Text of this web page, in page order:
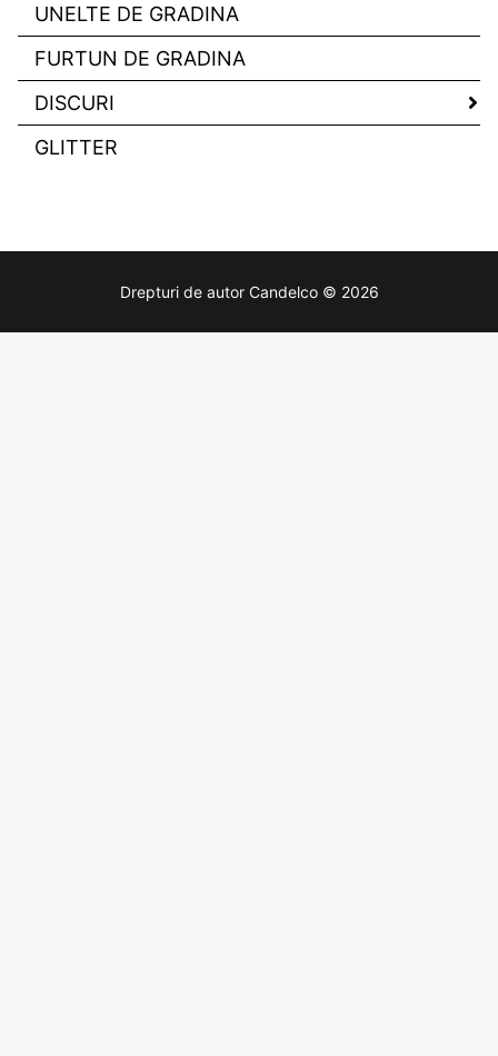
UNELTE DE GRADINA
FURTUN DE GRADINA
DISCURI
GLITTER
Drepturi de autor Candelco © 2026